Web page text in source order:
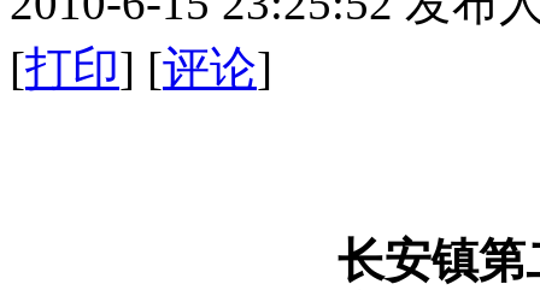
[打印] [评论]
长安镇